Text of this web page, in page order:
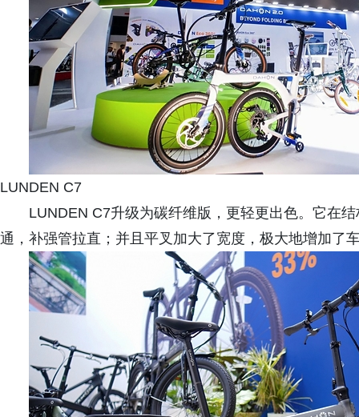
LUNDEN C7
LUNDEN C7升级为碳纤维版，更轻更出色。它在
通，补强管拉直；并且平叉加大了宽度，极大地增加了